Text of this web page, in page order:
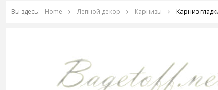
Вы здесь: Home Лепной декор Карнизы Карниз